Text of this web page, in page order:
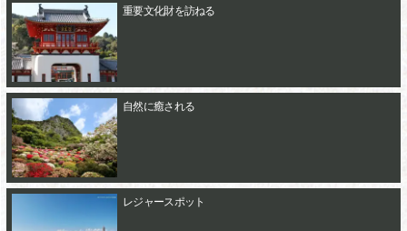
重要文化財を訪ねる
自然に癒される
レジャースポット